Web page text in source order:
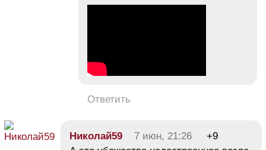
Ответить
Николай59 7 июн, 21:26
+9